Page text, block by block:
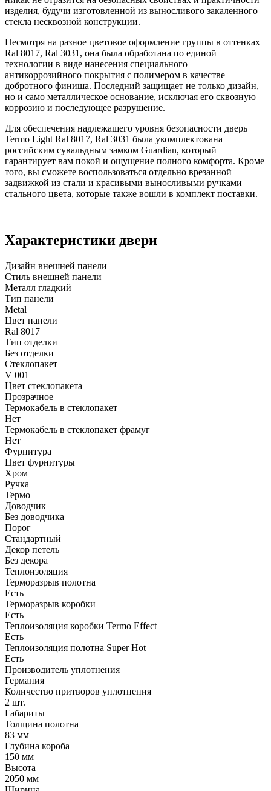
изделия, будучи изготовленной из выносливого закаленного
стекла несквозной конструкции.
Несмотря на разное цветовое оформление группы в оттенках
Ral 8017, Ral 3031, она была обработана по единой
технологии в виде нанесения специального
антикоррозийного покрытия с полимером в качестве
добротного финиша. Последний защищает не только дизайн,
но и само металлическое основание, исключая его сквозную
коррозию и последующее разрушение.
Для обеспечения надлежащего уровня безопасности дверь
Termo Light Ral 8017, Ral 3031 была укомплектована
российским сувальдным замком Guardian, который
гарантирует вам покой и ощущение полного комфорта. Кроме
того, вы сможете воспользоваться отдельно врезанной
задвижкой из стали и красивыми выносливыми ручками
стального цвета, которые также вошли в комплект поставки.
Характеристики двери
Дизайн внешней панели
Стиль внешней панели
Металл гладкий
Тип панели
Metal
Цвет панели
Ral 8017
Тип отделки
Без отделки
Стеклопакет
V 001
Цвет стеклопакета
Прозрачное
Термокабель в стеклопакет
Нет
Термокабель в стеклопакет фрамуг
Нет
Фурнитура
Цвет фурнитуры
Хром
Ручка
Термо
Доводчик
Без доводчика
Порог
Стандартный
Декор петель
Без декора
Теплоизоляция
Терморазрыв полотна
Есть
Терморазрыв коробки
Есть
Теплоизоляция коробки Termo Effect
Есть
Теплоизоляция полотна Super Нot
Есть
Производитель уплотнения
Германия
Количество притворов уплотнения
2 шт.
Габариты
Толщина полотна
83 мм
Глубина короба
150 мм
Высота
2050 мм